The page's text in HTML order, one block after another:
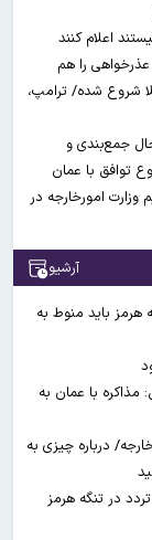
اعلام کنند
را هم
شروع شده/ ترامپ،
جمع‌بندی و
توافق با عمان
امورخارجه در
آرشیو
باید منوط به
با عمان به
درباره چیزی به
در تنگه هرمز